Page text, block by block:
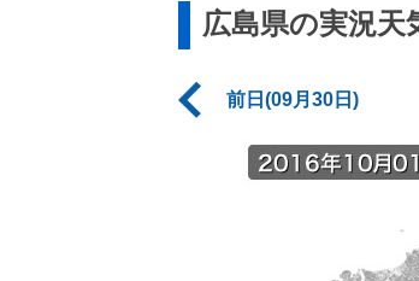
広島県の実況天
前日(09月30日)